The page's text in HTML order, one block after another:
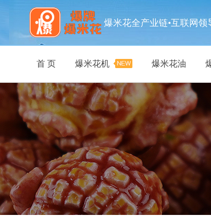
爆米花全产业链•互联网领
首 页 爆米花机 爆米花油